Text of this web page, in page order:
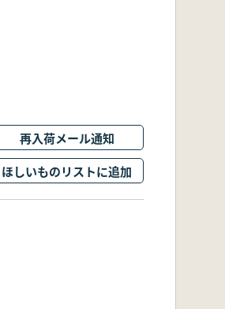
再入荷メール通知
ほしいものリストに追加